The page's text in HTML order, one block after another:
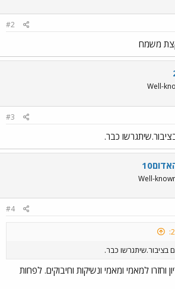
#2
משמח
Well-
#3
כבר.
Well-
#4
בציבור.שיתגרשו כבר.
וחזרו למאמי ומאמי ונשיקות וחיבוקים. לפחות